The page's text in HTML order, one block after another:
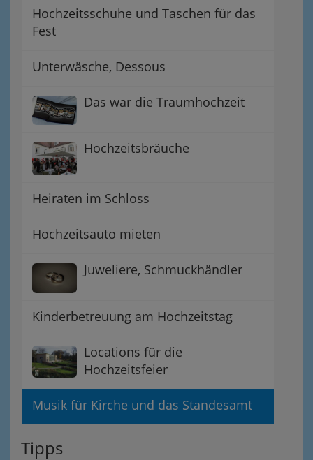
Hochzeitsschuhe und Taschen für das
Fest
Unterwäsche, Dessous
Das war die Traumhochzeit
Hochzeitsbräuche
Heiraten im Schloss
Hochzeitsauto mieten
Juweliere, Schmuckhändler
Kinderbetreuung am Hochzeitstag
Locations für die
Hochzeitsfeier
Musik für Kirche und das Standesamt
Tipps